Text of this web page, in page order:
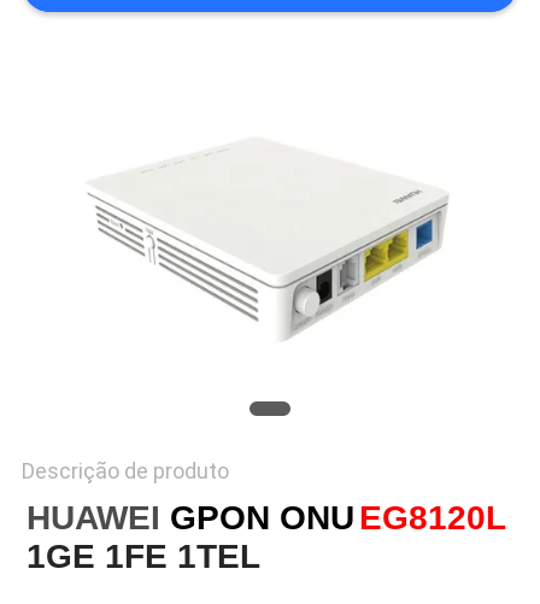
Descrição de produto
HUAWEI GPON ONUEG8120L
1GE 1FE 1TEL